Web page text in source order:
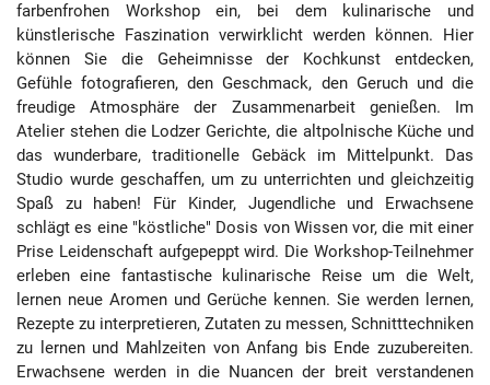
farbenfrohen Workshop ein, bei dem kulinarische und
künstlerische Faszination verwirklicht werden können. Hier
können Sie die Geheimnisse der Kochkunst entdecken,
Gefühle fotografieren, den Geschmack, den Geruch und die
freudige Atmosphäre der Zusammenarbeit genießen. Im
Atelier stehen die Lodzer Gerichte, die altpolnische Küche und
das wunderbare, traditionelle Gebäck im Mittelpunkt. Das
Studio wurde geschaffen, um zu unterrichten und gleichzeitig
Spaß zu haben! Für Kinder, Jugendliche und Erwachsene
schlägt es eine "köstliche" Dosis von Wissen vor, die mit einer
Prise Leidenschaft aufgepeppt wird. Die Workshop-Teilnehmer
erleben eine fantastische kulinarische Reise um die Welt,
lernen neue Aromen und Gerüche kennen. Sie werden lernen,
Rezepte zu interpretieren, Zutaten zu messen, Schnitttechniken
zu lernen und Mahlzeiten von Anfang bis Ende zuzubereiten.
Erwachsene werden in die Nuancen der breit verstandenen